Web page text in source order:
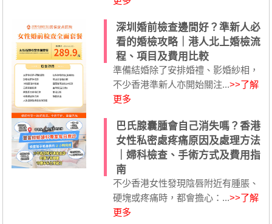
深圳婚前檢查邊間好？準新人必
看的婚檢攻略｜港人北上婚檢流
程、項目及費用比較
準備結婚除了安排婚禮、影婚紗相，
不少香港準新人亦開始關注...>>了解
更多
巴氏腺囊腫會自己消失嗎？香港
女性私密處疼痛原因及處理方法
｜婦科檢查、手術方式及費用指
南
不少香港女性發現陰唇附近有腫脹、
硬塊或疼痛時，都會擔心：...>>了解
更多